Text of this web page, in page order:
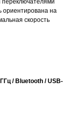
ориентирована на
скорость
/ Bluetooth / USB-